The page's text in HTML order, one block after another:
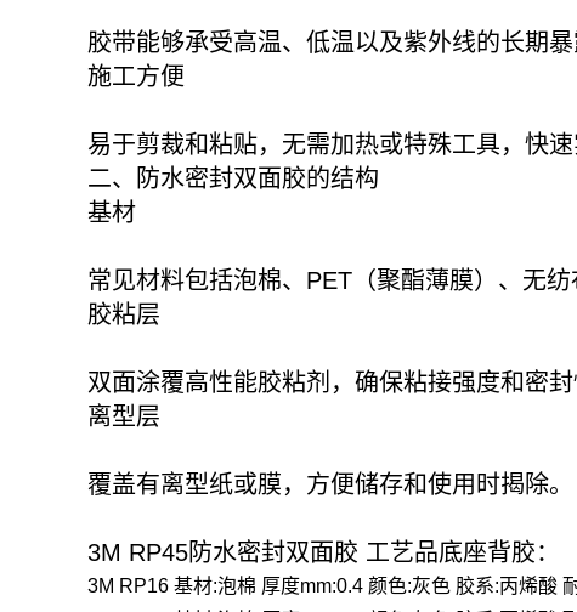
胶带能够承受高温、低温以及紫外线的长期暴
施工方便
易于剪裁和粘贴，无需加热或特殊工具，快速
二、防水密封双面胶的结构
基材
常见材料包括泡棉、PET（聚酯薄膜）、无
胶粘层
双面涂覆高性能胶粘剂，确保粘接强度和密封
离型层
覆盖有离型纸或膜，方便储存和使用时揭除。
3M RP45防水密封双面胶 工艺品底座背胶：
3M RP16 基材:泡棉 厚度mm:0.4 颜色:灰色 胶系:丙烯